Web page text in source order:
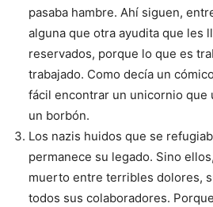
pasaba hambre. Ahí siguen,
alguna que otra ayudita que les
reservados, porque lo que es
trabajado. Como decía un
fácil encontrar un unicornio que
un borbón.
Los nazis huidos que se
permanece su legado. Sino
muerto entre terribles dolores,
todos sus colaboradores.